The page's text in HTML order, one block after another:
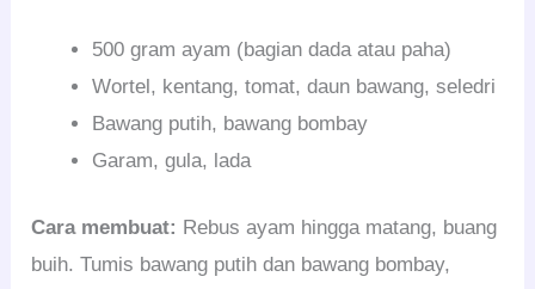
500 gram ayam (bagian dada atau paha)
Wortel, kentang, tomat, daun bawang, seledri
Bawang putih, bawang bombay
Garam, gula, lada
Cara membuat: Rebus ayam hingga matang, buang
buih. Tumis bawang putih dan bawang bombay,